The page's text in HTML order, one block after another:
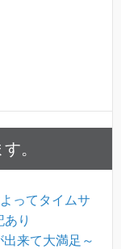
。
ってタイムサ
り
来て大満足～